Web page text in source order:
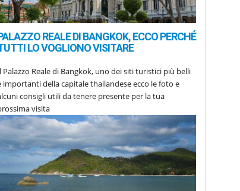
REALE DI BANGKOK, ECCO PERCHÉ
LO VOGLIONO VISITARE
Palazzo Reale di Bangkok, uno dei siti turistici più belli
importanti della capitale thailandese ecco le foto e
consigli utili da tenere presente per la tua
visita